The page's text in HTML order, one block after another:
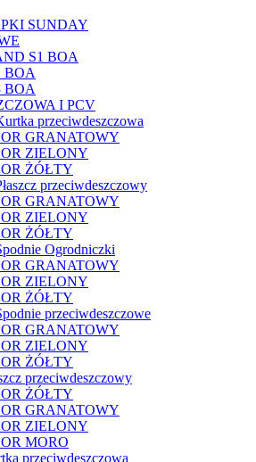
SUNDAY
S1 BOA
BOA
BOA
I PCV
przeciwdeszczowa
GRANATOWY
ZIELONY
ŻÓŁTY
przeciwdeszczowy
GRANATOWY
ZIELONY
ŻÓŁTY
Ogrodniczki
GRANATOWY
ZIELONY
ŻÓŁTY
przeciwdeszczowe
GRANATOWY
ZIELONY
ŻÓŁTY
przeciwdeszczowy
ŻÓŁTY
GRANATOWY
ZIELONY
MORO
przeciwdeszczowa